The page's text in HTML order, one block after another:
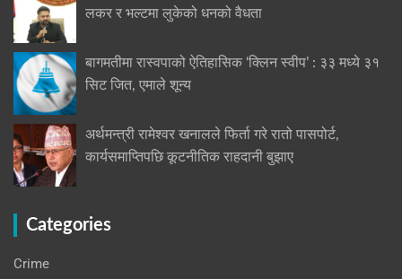
लकर र भल्टमा लुकेको धनको वैधता
बागमतीमा रास्वपाको ऐतिहासिक ‘क्लिन स्वीप’ : ३३ मध्ये ३१
सिट जित, एमाले शून्य
अर्थमन्त्री रामेश्वर खनालले फिर्ता गरे रातो पासपोर्ट,
कार्यसमाप्तिपछि कूटनीतिक राहदानी बुझाए
Categories
Crime